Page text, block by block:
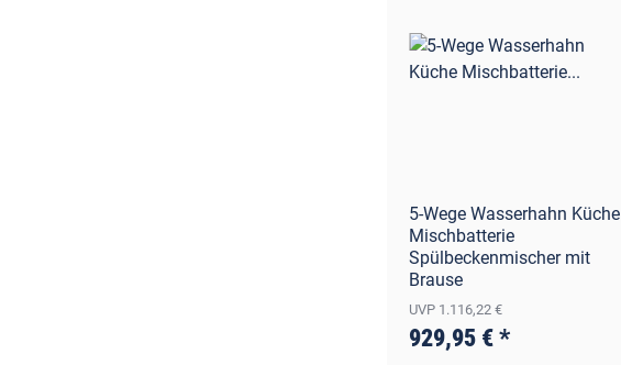
5-Wege Wasserhahn Küche
Mischbatterie
Spülbeckenmischer mit
Brause
UVP 1.116,22 €
929,95 €*